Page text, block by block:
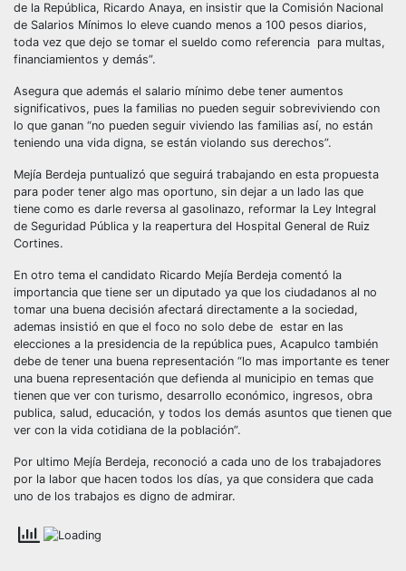
de la República, Ricardo Anaya, en insistir que la Comisión Nacional
de Salarios Mínimos lo eleve cuando menos a 100 pesos diarios,
toda vez que dejo se tomar el sueldo como referencia para multas,
financiamientos y demás”.
Asegura que además el salario mínimo debe tener aumentos
significativos, pues la familias no pueden seguir sobreviviendo con
lo que ganan “no pueden seguir viviendo las familias así, no están
teniendo una vida digna, se están violando sus derechos”.
Mejía Berdeja puntualizó que seguirá trabajando en esta propuesta
para poder tener algo mas oportuno, sin dejar a un lado las que
tiene como es darle reversa al gasolinazo, reformar la Ley Integral
de Seguridad Pública y la reapertura del Hospital General de Ruiz
Cortines.
En otro tema el candidato Ricardo Mejía Berdeja comentó la
importancia que tiene ser un diputado ya que los ciudadanos al no
tomar una buena decisión afectará directamente a la sociedad,
ademas insistió en que el foco no solo debe de estar en las
elecciones a la presidencia de la república pues, Acapulco también
debe de tener una buena representación “lo mas importante es tener
una buena representación que defienda al municipio en temas que
tienen que ver con turismo, desarrollo económico, ingresos, obra
publica, salud, educación, y todos los demás asuntos que tienen que
ver con la vida cotidiana de la población”.
Por ultimo Mejía Berdeja, reconoció a cada uno de los trabajadores
por la labor que hacen todos los días, ya que considera que cada
uno de los trabajos es digno de admirar.